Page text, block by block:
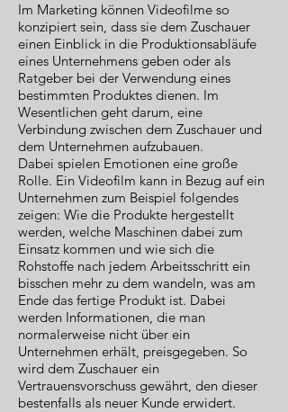
Im Marketing können Videofilme so
konzipiert sein, dass sie dem Zuschauer
einen Einblick in die Produktionsabläufe
eines Unternehmens geben oder als
Ratgeber bei der Verwendung eines
bestimmten Produktes dienen. Im
Wesentlichen geht darum, eine
Verbindung zwischen dem Zuschauer und
dem Unternehmen aufzubauen.
Dabei spielen Emotionen eine große
Rolle. Ein Videofilm kann in Bezug auf ein
Unternehmen zum Beispiel folgendes
zeigen: Wie die Produkte hergestellt
werden, welche Maschinen dabei zum
Einsatz kommen und wie sich die
Rohstoffe nach jedem Arbeitsschritt ein
bisschen mehr zu dem wandeln, was am
Ende das fertige Produkt ist. Dabei
werden Informationen, die man
normalerweise nicht über ein
Unternehmen erhält, preisgegeben. So
wird dem Zuschauer ein
Vertrauensvorschuss gewährt, den dieser
bestenfalls als neuer Kunde erwidert.